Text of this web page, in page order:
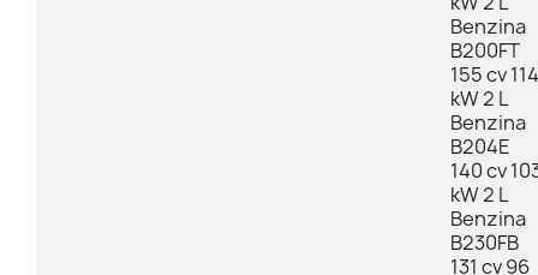
Benzina
B200FT
155 cv 114
kW 2 L
Benzina
B204E
140 cv
kW 2 L
Benzina
B230FB
131 cv 96